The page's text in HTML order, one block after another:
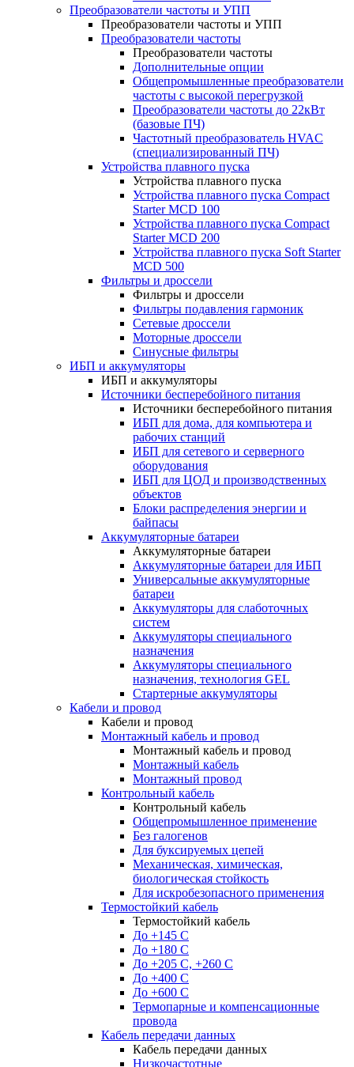
Преобразователи частоты и УПП
Преобразователи частоты и УПП
Преобразователи частоты
Преобразователи частоты
Дополнительные опции
Общепромышленные преобразователи
частоты с высокой перегрузкой
Преобразователи частоты до 22кВт
(базовые ПЧ)
Частотный преобразователь HVAC
(специализированный ПЧ)
Устройства плавного пуска
Устройства плавного пуска
Устройства плавного пуска Compact
Starter MCD 100
Устройства плавного пуска Compact
Starter MCD 200
Устройства плавного пуска Soft Starter
MCD 500
Фильтры и дроссели
Фильтры и дроссели
Фильтры подавления гармоник
Сетевые дроссели
Моторные дроссели
Синусные фильтры
ИБП и аккумуляторы
ИБП и аккумуляторы
Источники бесперебойного питания
Источники бесперебойного питания
ИБП для дома, для компьютера и
рабочих станций
ИБП для сетевого и серверного
оборудования
ИБП для ЦОД и производственных
объектов
Блоки распределения энергии и
байпасы
Аккумуляторные батареи
Аккумуляторные батареи
Аккумуляторные батареи для ИБП
Универсальные аккумуляторные
батареи
Аккумуляторы для слаботочных
систем
Аккумуляторы специального
назначения
Аккумуляторы специального
назначения, технология GEL
Стартерные аккумуляторы
Кабели и провод
Кабели и провод
Монтажный кабель и провод
Монтажный кабель и провод
Монтажный кабель
Монтажный провод
Контрольный кабель
Контрольный кабель
Общепромышленное применение
Без галогенов
Для буксируемых цепей
Механическая, химическая,
биологическая стойкость
Для искробезопасного применения
Термостойкий кабель
Термостойкий кабель
До +145 С
До +180 C
До +205 С, +260 С
До +400 C
До +600 С
Термопарные и компенсационные
провода
Кабель передачи данных
Кабель передачи данных
Низкочастотные